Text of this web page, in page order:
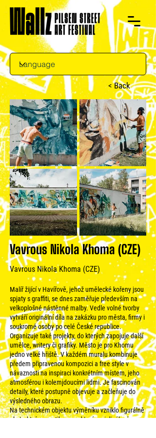
< Back
Vavrous Nikola Khoma (CZE)
Vavrous Nikola Khoma (CZE)
Malíř žijící v Havířově, jehož umělecké kořeny jsou
spjaty s graffiti, se dnes zaměřuje především na
velkoplošné nástěnné malby. Vedle volné tvorby
vytváří originální díla na zakázku pro města, firmy i
soukromé osoby po celé České republice.
Organizuje také projekty, do kterých zapojuje další
umělce, writery či grafiky. Město je pro Khomu
jedno velké hřiště. V každém muralu kombinuje
předem připravenou kompozici a free style v
návaznosti na inspiraci konkrétním místem, jeho
atmosférou i kolemjdoucími lidmi. Je fascinován
detaily, které postupně objevuje a začleňuje do
výsledného obrazu.
Na technickém objektu výměníku vzniklo figurálně
abstraktní panoptikum, ve kterém si divák sám pro